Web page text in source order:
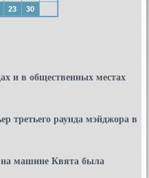
23 30
и в общественных местах
третьего раунда мэйджора в
на машине Квята была